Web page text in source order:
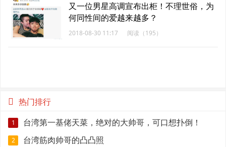
又一位男星高调宣布出柜！不理世俗，为
何同性间的爱越来越多？
2018-08-30 11:17 阅读（195）
热门排行
1 台湾第一基佬天菜，绝对的大帅哥，可口想扑倒！
2 台湾筋肉帅哥的凸凸照